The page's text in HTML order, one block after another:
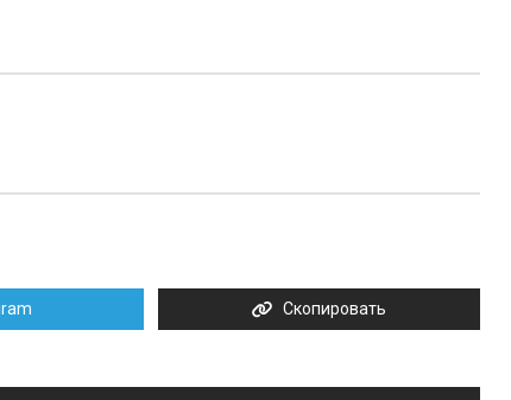
Скопировать